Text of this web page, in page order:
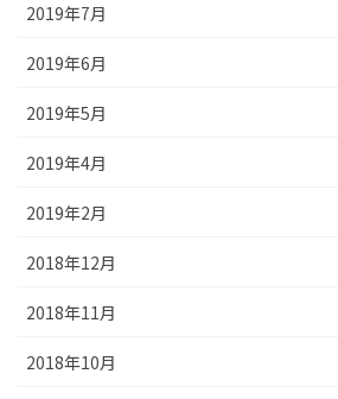
2019年7月
2019年6月
2019年5月
2019年4月
2019年2月
2018年12月
2018年11月
2018年10月